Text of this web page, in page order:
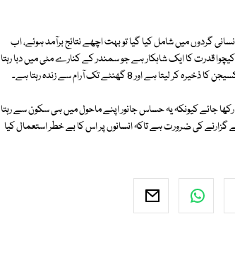
کے خون کی طبی آزمائشیں 2015 میں شروع ہوئیں اور کیڑے کا ہیموگلوبِن 10 انسانی گردوں میں شامل کیا گیا تو بہت اچھے نتائج برآمد ہوئے، اب
دس انچ کیچوا قدرت کا ایک شاہکار ہے جو سمندر کے کنارے مٹی میں دبا رہتا
8 گھنٹے تک آرام سے زندہ رہتا ہے۔
جائے کیونکہ یہ حساس جانور اپنے ماحول میں ہی سکون سے رہتا
کی ضرورت ہے تاکہ انسانوں پر اس کا بے خطر استعمال کیا